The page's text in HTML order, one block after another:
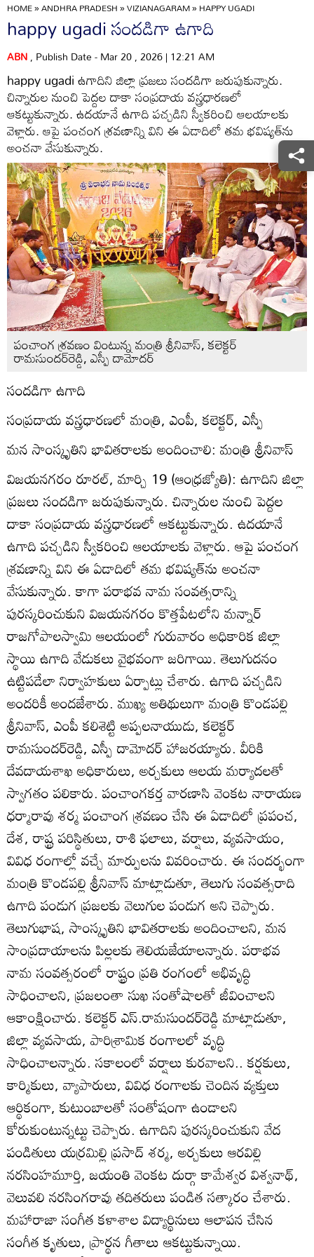
HOME»ANDHRA PRADESH»VIZIANAGARAM»HAPPY UGADI
happy ugadi సందడిగా ఉగాది
ABN, Publish Date - Mar 20 , 2026 | 12:21 AM
happy ugadi ఉగాదిని జిల్లా ప్రజలు సందడిగా జరుపుకున్నారు.
చిన్నారుల నుంచి పెద్దల దాకా సంప్రదాయ వస్త్రధారణలో
ఆకట్టుకున్నారు. ఉదయానే ఉగాది పచ్చడిని స్వీకరించి ఆలయాలకు
వెళ్లారు. ఆపై పంచంగ శ్రవణాన్ని విని ఈ ఏడాదిలో తమ భవిష్యత్‌ను
అంచనా వేసుకున్నారు.
పంచాంగ శ్రవణం వింటున్న మంత్రి శ్రీనివాస్‌, కలెక్టర్‌
రామసుందర్‌రెడ్డి, ఎస్పీ దామోదర్‌
సందడిగా ఉగాది
సంప్రదాయ వస్త్రధారణలో మంత్రి, ఎంపీ, కలెక్టర్‌, ఎస్పీ
మన సాంస్కృతిని భావితరాలకు అందించాలి: మంత్రి శ్రీనివాస్‌
విజయనగరం రూరల్‌, మార్చి 19 (ఆంధ్రజ్యోతి): ఉగాదిని జిల్లా
ప్రజలు సందడిగా జరుపుకున్నారు. చిన్నారుల నుంచి పెద్దల
దాకా సంప్రదాయ వస్త్రధారణలో ఆకట్టుకున్నారు. ఉదయానే
ఉగాది పచ్చడిని స్వీకరించి ఆలయాలకు వెళ్లారు. ఆపై పంచంగ
శ్రవణాన్ని విని ఈ ఏడాదిలో తమ భవిష్యత్‌ను అంచనా
వేసుకున్నారు. కాగా పరాభవ నామ సంవత్సరాన్ని
పురస్కరించుకుని విజయనగరం కొత్తపేటలోని మన్నార్‌
రాజగోపాలస్వామి ఆలయంలో గురువారం అధికారిక జిల్లా
స్థాయి ఉగాది వేడుకలు వైభవంగా జరిగాయి. తెలుగుదనం
ఉట్టిపడేలా నిర్వాహకులు ఏర్పాట్లు చేశారు. ఉగాది పచ్చడిని
అందరికీ అందజేశారు. ముఖ్య అతిథులుగా మంత్రి కొండపల్లి
శ్రీనివాస్‌, ఎంపీ కలిశెట్టి అప్పలనాయుడు, కలెక్టర్‌
రామసుందర్‌రెడ్డి, ఎస్పీ దామోదర్‌ హాజరయ్యారు. వీరికి
దేవదాయశాఖ అధికారులు, అర్చకులు ఆలయ మర్యాదలతో
స్వాగతం పలికారు. పంచాంగకర్త వారణాసి వెంకట నారాయణ
ధర్మారావు శర్మ పంచాంగ శ్రవణం చేసి ఈ ఏడాదిలో ప్రపంచ,
దేశ, రాష్ట్ర పరిస్థితులు, రాశి ఫలాలు, వర్షాలు, వ్యవసాయం,
వివిధ రంగాల్లో వచ్చే మార్పులను వివరించారు. ఈ సందర్భంగా
మంత్రి కొండపల్లి శ్రీనివాస్‌ మాట్లాడుతూ, తెలుగు సంవత్సరాది
ఉగాది పండుగ ప్రజలకు వెలుగుల పండుగ అని చెప్పారు.
తెలుగుభాష, సాంస్కృతిని భావితరాలకు అందించాలని, మన
సాంప్రదాయాలను పిల్లలకు తెలియజేయాలన్నారు. పరాభవ
నామ సంవత్సరంలో రాష్ట్రం ప్రతి రంగంలో అభివృద్ధి
సాధించాలని, ప్రజలంతా సుఖ సంతోషాలతో జీవించాలని
ఆకాంక్షించారు. కలెక్టర్‌ ఎస్‌.రామసుందర్‌రెడ్డి మాట్లాడుతూ,
జిల్లా వ్యవసాయ, పారిశ్రామిక రంగాలలో వృద్ధి
సాధించాలన్నారు. సకాలంలో వర్షాలు కురవాలని.. కర్షకులు,
కార్మికులు, వ్యాపారులు, వివిధ రంగాలకు చెందిన వ్యక్తులు
ఆర్థికంగా, కుటుంబాలతో సంతోషంగా ఉండాలని
కోరుకుంటున్నట్టు చెప్పారు. ఉగాదిని పురస్కరించుకుని వేద
పండితులు యర్రమిల్లి ప్రసాద్‌ శర్మ, అర్చకులు ఆరవిల్లి
నరసింహమూర్తి, జయంతి వెంకట దుర్గా కామేశ్వర విశ్వనాథ్‌,
వెలువలి నరసింగరావు తదితరులు పండిత సత్కారం చేశారు.
మహారాజా సంగీత కళాశాల విద్యార్థినులు ఆలాపన చేసిన
సంగీత కృతులు, ప్రార్థన గీతాలు ఆకట్టుకున్నాయి.